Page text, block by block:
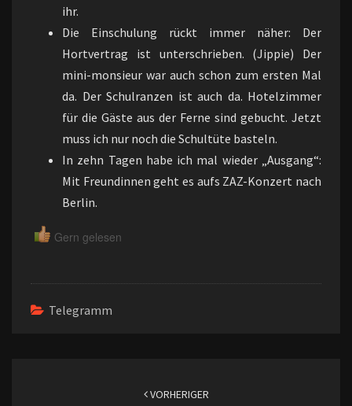
ihr.
Die Einschulung rückt immer näher: Der
Hortvertrag ist unterschrieben. (Jippie) Der
mini-monsieur war auch schon zum ersten Mal
da. Der Schulranzen ist auch da. Hotelzimmer
für die Gäste aus der Ferne sind gebucht. Jetzt
muss ich nur noch die Schultüte basteln.
In zehn Tagen habe ich mal wieder „Ausgang“:
Mit Freundinnen geht es aufs ZAZ-Konzert nach
Berlin.
Gern gelesen
Telegramm
VORHERIGER